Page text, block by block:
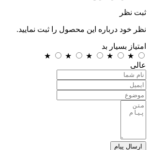
ثبت نظر
نظر خود درباره این محصول را ثبت نمایید.
امتیاز بسیار بد
★
★
★
★
★
عالی
ارسال پیام